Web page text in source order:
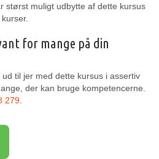
størst muligt udbytte af dette kursus
for mange på din
til jer med dette kursus i assertiv
der kan bruge kompetencerne.
279.